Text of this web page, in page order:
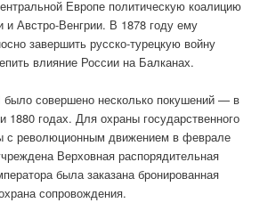
Европе политическую коалицию
и Австро-Венгрии. В 1878 году ему
завершить русско-турецкую войну
влияние России на Балканах.
совершено несколько покушений — в
1880 годах. Для охраны государственного
с революционным движением в феврале
Верховная распорядительная
была заказана бронированная
сопровождения.